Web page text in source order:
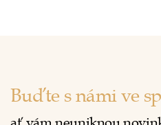
Buďte s námi ve